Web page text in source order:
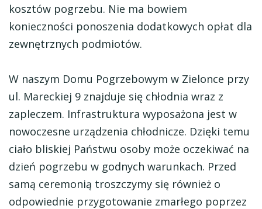
kosztów pogrzebu. Nie ma bowiem
konieczności ponoszenia dodatkowych opłat dla
zewnętrznych podmiotów.
W naszym Domu Pogrzebowym w Zielonce przy
ul. Mareckiej 9 znajduje się chłodnia wraz z
zapleczem. Infrastruktura wyposażona jest w
nowoczesne urządzenia chłodnicze. Dzięki temu
ciało bliskiej Państwu osoby może oczekiwać na
dzień pogrzebu w godnych warunkach. Przed
samą ceremonią troszczymy się również o
odpowiednie przygotowanie zmarłego poprzez